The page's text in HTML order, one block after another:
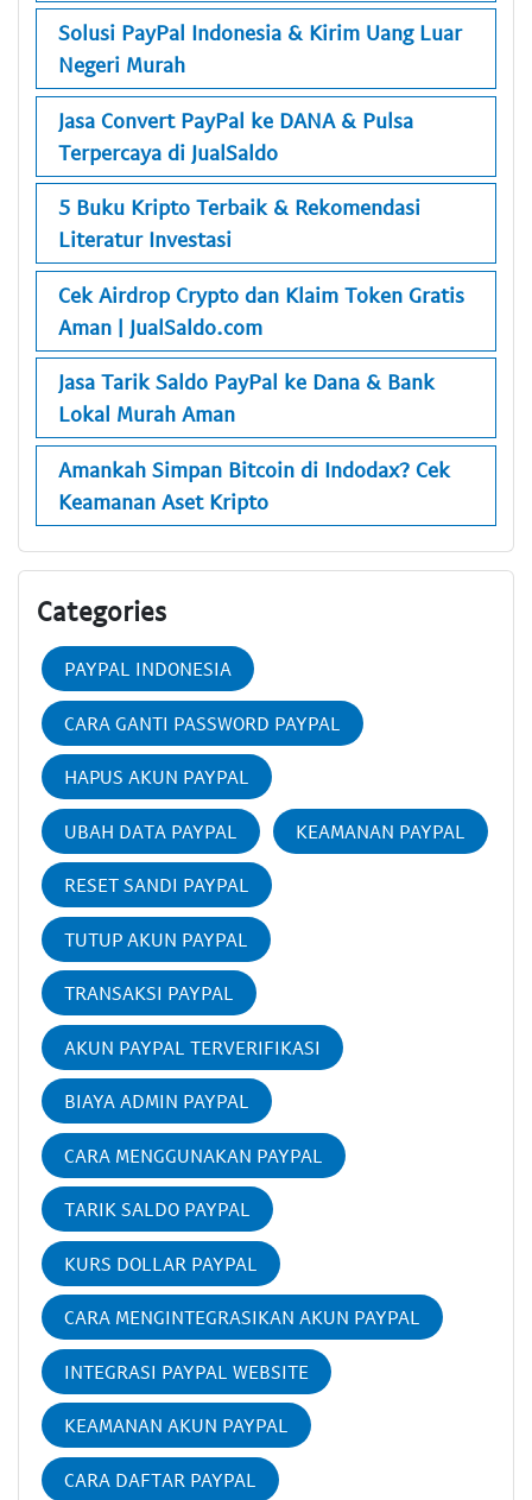
Solusi PayPal Indonesia & Kirim Uang Luar
Negeri Murah
Jasa Convert PayPal ke DANA & Pulsa
Terpercaya di JualSaldo
5 Buku Kripto Terbaik & Rekomendasi
Literatur Investasi
Cek Airdrop Crypto dan Klaim Token Gratis
Aman | JualSaldo.com
Jasa Tarik Saldo PayPal ke Dana & Bank
Lokal Murah Aman
Amankah Simpan Bitcoin di Indodax? Cek
Keamanan Aset Kripto
Categories
PAYPAL INDONESIA
CARA GANTI PASSWORD PAYPAL
HAPUS AKUN PAYPAL
UBAH DATA PAYPAL KEAMANAN PAYPAL
RESET SANDI PAYPAL
TUTUP AKUN PAYPAL
TRANSAKSI PAYPAL
AKUN PAYPAL TERVERIFIKASI
BIAYA ADMIN PAYPAL
CARA MENGGUNAKAN PAYPAL
TARIK SALDO PAYPAL
KURS DOLLAR PAYPAL
CARA MENGINTEGRASIKAN AKUN PAYPAL
INTEGRASI PAYPAL WEBSITE
KEAMANAN AKUN PAYPAL
CARA DAFTAR PAYPAL